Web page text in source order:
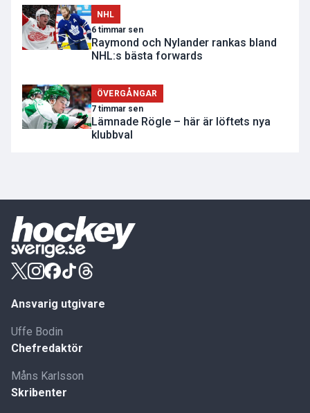
NHL
6 timmar sen
Raymond och Nylander rankas bland
NHL:s bästa forwards
ÖVERGÅNGAR
7 timmar sen
Lämnade Rögle – här är löftets nya
klubbval
Ansvarig utgivare
Uffe Bodin
Chefredaktör
Måns Karlsson
Skribenter